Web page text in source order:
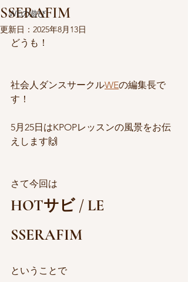
WEの遊び
SSERAFIM
更新日： 2025年8月13日
どうも！
社会人ダンスサークルWEの編集長で
す！
5月25日はKPOPレッスンの風景をお伝
えします🙌
さて今回は
HOTサビ / LE
SSERAFIM
ということで